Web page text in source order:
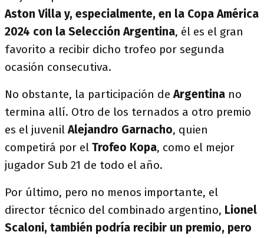
Aston Villa y, especialmente, en la Copa América
2024 con la Selección Argentina, él es el gran
favorito a recibir dicho trofeo por segunda
ocasión consecutiva.
No obstante, la participación deArgentina no
termina allí. Otro de los ternados a otro premio
es el juvenilAlejandro Garnacho, quien
competirá por el Trofeo Kopa, como el mejor
jugador Sub 21 de todo el año.
Por último, pero no menos importante, el
director técnico del combinado argentino, Lionel
Scaloni, también podría recibir un premio, pero